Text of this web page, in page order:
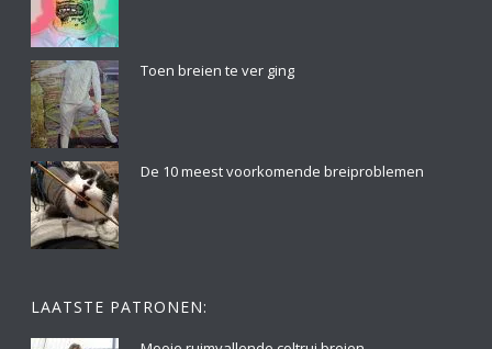
Toen breien te ver ging
De 10 meest voorkomende breiproblemen
LAATSTE PATRONEN: